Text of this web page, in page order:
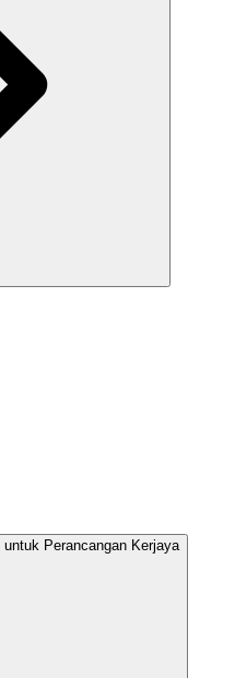
Perancangan Kerjaya